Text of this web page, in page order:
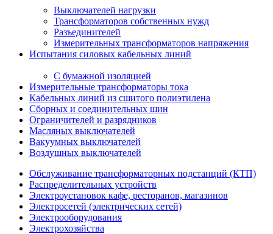
Выключателей нагрузки
Трансформаторов собственных нужд
Разъединителей
Измерительных трансформаторов напряжения
Испытания силовых кабельных линий
С бумажной изоляцией
Измерительные трансформаторы тока
Кабельных линий из сшитого полиэтилена
Сборных и соединительных шин
Ограничителей и разрядников
Масляных выключателей
Вакуумных выключателей
Воздушных выключателей
Обслуживание трансформаторных подстанций (КТП)
Распределительных устройств
Электроустановок кафе, ресторанов, магазинов
Электросетей (электрических сетей)
Электрооборудования
Электрохозяйства